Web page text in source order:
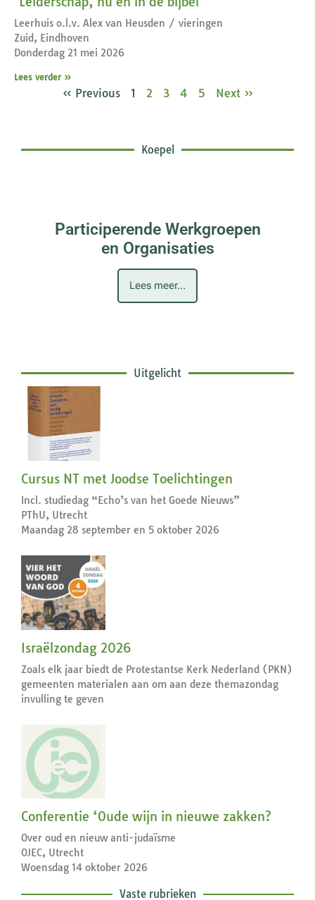
Leerhuis o.l.v. Alex van Heusden / vieringen
Zuid, Eindhoven
Donderdag 21 mei 2026
Lees verder »
« Previous 1 2 3 4 5 Next »
Koepel
Participerende Werkgroepen
en Organisaties
Lees meer...
Uitgelicht
Cursus NT met Joodse Toelichtingen
Incl. studiedag “Echo’s van het Goede Nieuws”
PThU, Utrecht
Maandag 28 september en 5 oktober 2026
Israëlzondag 2026
Zoals elk jaar biedt de Protestantse Kerk Nederland (PKN)
gemeenten materialen aan om aan deze themazondag
invulling te geven
Conferentie ‘Oude wijn in nieuwe zakken?
Over oud en nieuw anti-judaïsme
OJEC, Utrecht
Woensdag 14 oktober 2026
Vaste rubrieken